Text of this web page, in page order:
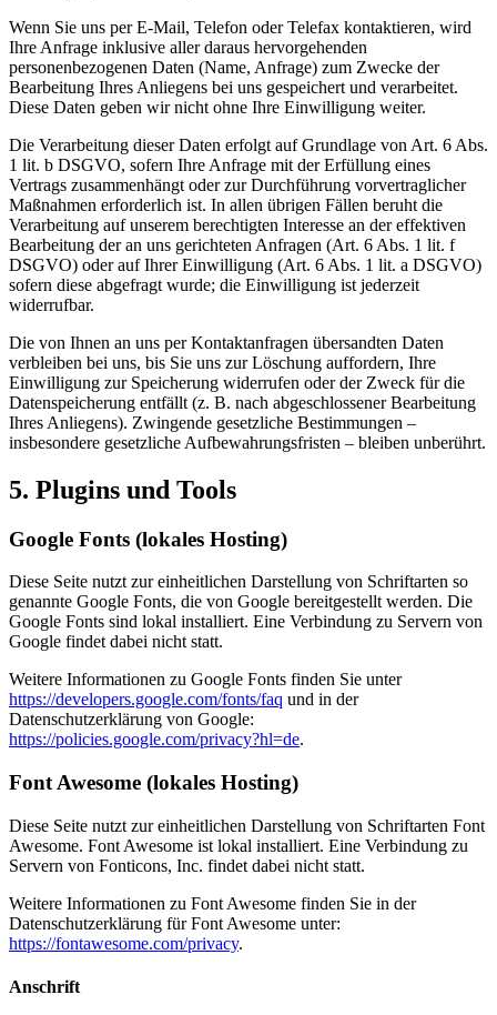
Wenn Sie uns per E-Mail, Telefon oder Telefax kontaktieren, wird
Ihre Anfrage inklusive aller daraus hervorgehenden
personenbezogenen Daten (Name, Anfrage) zum Zwecke der
Bearbeitung Ihres Anliegens bei uns gespeichert und verarbeitet.
Diese Daten geben wir nicht ohne Ihre Einwilligung weiter.
Die Verarbeitung dieser Daten erfolgt auf Grundlage von Art. 6 Abs.
1 lit. b DSGVO, sofern Ihre Anfrage mit der Erfüllung eines
Vertrags zusammenhängt oder zur Durchführung vorvertraglicher
Maßnahmen erforderlich ist. In allen übrigen Fällen beruht die
Verarbeitung auf unserem berechtigten Interesse an der effektiven
Bearbeitung der an uns gerichteten Anfragen (Art. 6 Abs. 1 lit. f
DSGVO) oder auf Ihrer Einwilligung (Art. 6 Abs. 1 lit. a DSGVO)
sofern diese abgefragt wurde; die Einwilligung ist jederzeit
widerrufbar.
Die von Ihnen an uns per Kontaktanfragen übersandten Daten
verbleiben bei uns, bis Sie uns zur Löschung auffordern, Ihre
Einwilligung zur Speicherung widerrufen oder der Zweck für die
Datenspeicherung entfällt (z. B. nach abgeschlossener Bearbeitung
Ihres Anliegens). Zwingende gesetzliche Bestimmungen –
insbesondere gesetzliche Aufbewahrungsfristen – bleiben unberührt.
5. Plugins und Tools
Google Fonts (lokales Hosting)
Diese Seite nutzt zur einheitlichen Darstellung von Schriftarten so
genannte Google Fonts, die von Google bereitgestellt werden. Die
Google Fonts sind lokal installiert. Eine Verbindung zu Servern von
Google findet dabei nicht statt.
Weitere Informationen zu Google Fonts finden Sie unter
https://developers.google.com/fonts/faq und in der
Datenschutzerklärung von Google:
https://policies.google.com/privacy?hl=de.
Font Awesome (lokales Hosting)
Diese Seite nutzt zur einheitlichen Darstellung von Schriftarten Font
Awesome. Font Awesome ist lokal installiert. Eine Verbindung zu
Servern von Fonticons, Inc. findet dabei nicht statt.
Weitere Informationen zu Font Awesome finden Sie in der
Datenschutzerklärung für Font Awesome unter:
https://fontawesome.com/privacy.
Anschrift